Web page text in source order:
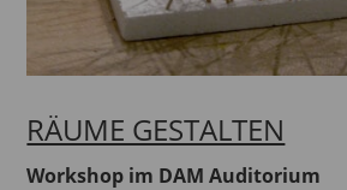
RÄUME GESTALTEN
Workshop im DAM Auditorium